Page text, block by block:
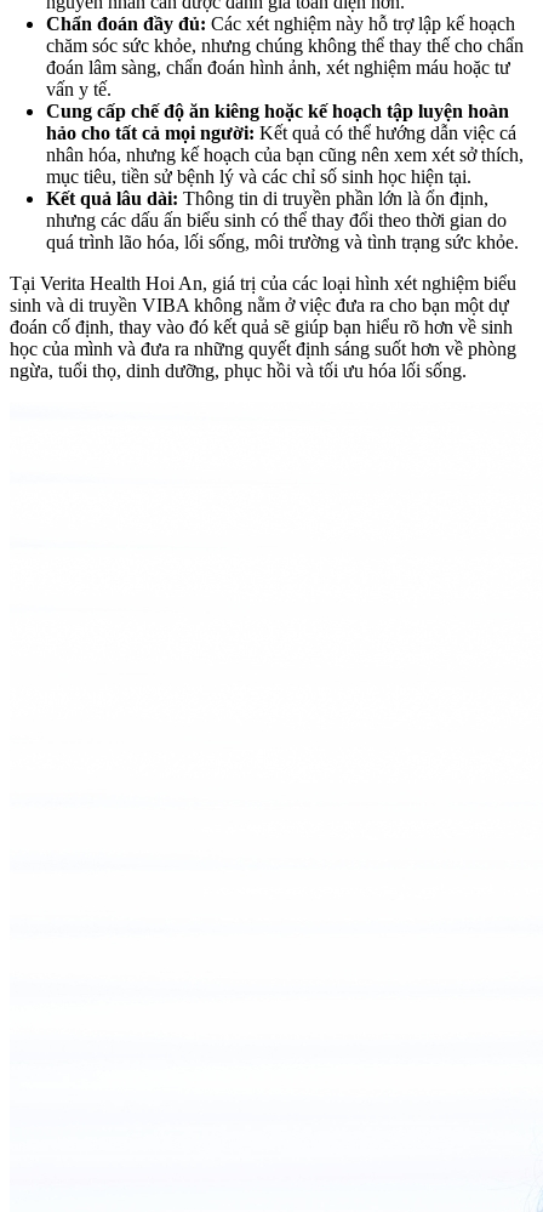
Chẩn đoán đầy đủ: Các xét nghiệm này hỗ trợ lập kế hoạch
chăm sóc sức khỏe, nhưng chúng không thể thay thế cho chẩn
đoán lâm sàng, chẩn đoán hình ảnh, xét nghiệm máu hoặc tư
vấn y tế.
Cung cấp chế độ ăn kiêng hoặc kế hoạch tập luyện hoàn
hảo cho tất cả mọi người: Kết quả có thể hướng dẫn việc cá
nhân hóa, nhưng kế hoạch của bạn cũng nên xem xét sở thích,
mục tiêu, tiền sử bệnh lý và các chỉ số sinh học hiện tại.
Kết quả lâu dài: Thông tin di truyền phần lớn là ổn định,
nhưng các dấu ấn biểu sinh có thể thay đổi theo thời gian do
quá trình lão hóa, lối sống, môi trường và tình trạng sức khỏe.
Tại Verita Health Hoi An, giá trị của các loại hình xét nghiệm biểu
sinh và di truyền VIBA không nằm ở việc đưa ra cho bạn một dự
đoán cố định, thay vào đó kết quả sẽ giúp bạn hiểu rõ hơn về sinh
học của mình và đưa ra những quyết định sáng suốt hơn về phòng
ngừa, tuổi thọ, dinh dưỡng, phục hồi và tối ưu hóa lối sống.